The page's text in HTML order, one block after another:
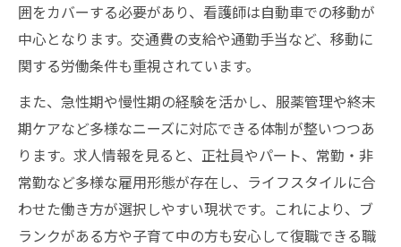
囲をカバーする必要があり、看護師は自動車での移動が
中心となります。交通費の支給や通勤手当など、移動に
関する労働条件も重視されています。
また、急性期や慢性期の経験を活かし、服薬管理や終末
期ケアなど多様なニーズに対応できる体制が整いつつあ
ります。求人情報を見ると、正社員やパート、常勤・非
常勤など多様な雇用形態が存在し、ライフスタイルに合
わせた働き方が選択しやすい現状です。これにより、ブ
ランクがある方や子育て中の方も安心して復職できる職